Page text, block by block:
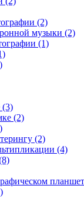
(2)
музыки (2)
(1)
(3)
(2)
(2)
(4)